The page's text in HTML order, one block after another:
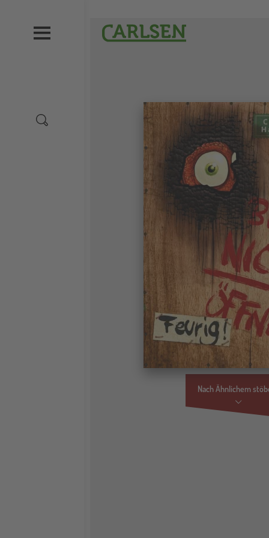
Carlsen
Nach Ähnlichem